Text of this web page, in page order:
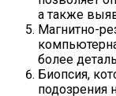
а также
Магнитно-
более
Биопсия,
подозрения